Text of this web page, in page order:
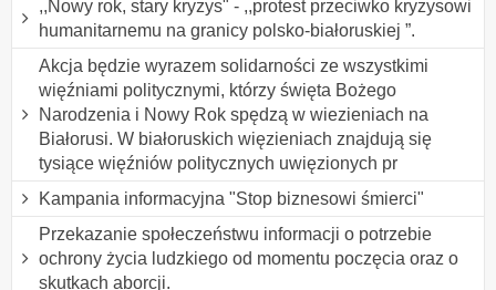
,,Nowy rok, stary kryzys" - ,,protest przeciwko kryzysowi
humanitarnemu na granicy polsko-białoruskiej ”.
Akcja będzie wyrazem solidarności ze wszystkimi
więźniami politycznymi, którzy święta Bożego
Narodzenia i Nowy Rok spędzą w wiezieniach na
Białorusi. W białoruskich więzieniach znajdują się
tysiące więźniów politycznych uwięzionych pr
Kampania informacyjna "Stop biznesowi śmierci"
Przekazanie społeczeństwu informacji o potrzebie
ochrony życia ludzkiego od momentu poczęcia oraz o
skutkach aborcji.